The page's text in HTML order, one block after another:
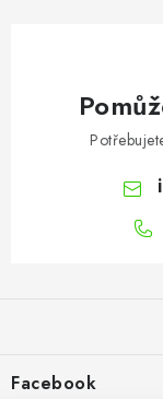
aFacebook